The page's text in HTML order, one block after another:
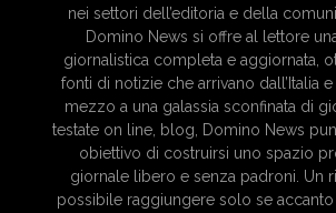
nei settori dell’editoria e della
Domino News si offre al lettore
giornalistica completa e aggiornata,
fonti di notizie che arrivano dall’Italia
mezzo a una galassia sconfinata di
testate on line, blog, Domino News
obiettivo di costruirsi uno spazio
giornale libero e senza padroni. Un
possibile raggiungere solo se accanto